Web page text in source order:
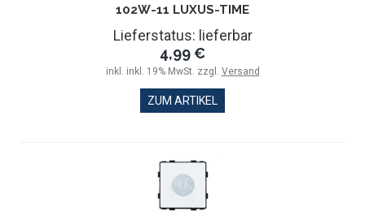
02W-11 LUXUS-TIME
Lieferstatus: lieferbar
4,99 €
inkl. inkl. 19% MwSt. zzgl. Versand
ZUM ARTIKEL